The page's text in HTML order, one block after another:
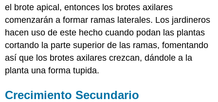
el brote apical, entonces los brotes axilares
comenzarán a formar ramas laterales. Los jardineros
hacen uso de este hecho cuando podan las plantas
cortando la parte superior de las ramas, fomentando
así que los brotes axilares crezcan, dándole a la
planta una forma tupida.
Crecimiento Secundario